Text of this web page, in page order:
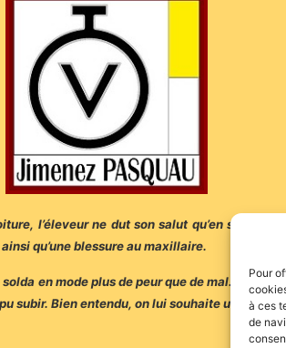
Pour
à ces
de
l’éleveur ne dut son salut qu’en
qu’une blessure au maxillaire.
en mode plus de peur que de mal. Un
subir. Bien entendu, on lui souhaite une